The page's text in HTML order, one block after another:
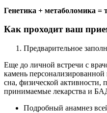
Генетика + метаболомика =
Как проходит ваш
Предварительное
Еще до личной встречи с
камень
сна, физической
принимаемые лекарства и
Подробный анамнез